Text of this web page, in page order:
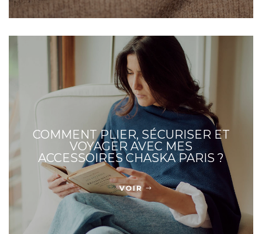
COMMENT PLIER, SÉCURISER ET
VOYAGER AVEC MES
ACCESSOIRES CHASKA PARIS ?
VOIR